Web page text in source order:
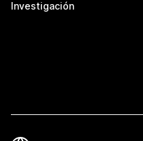
Investigación